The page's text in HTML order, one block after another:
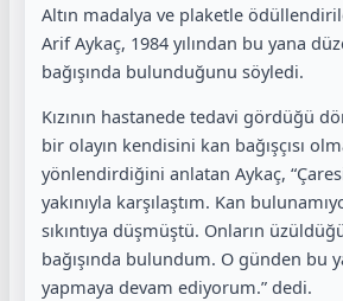
Altın madalya ve plaketle
Arif Aykaç, 1984 yılından bu yana
bağışında bulunduğunu söyledi.
Kızının hastanede tedavi gördüğü
bir olayın kendisini kan bağışçısı
yönlendirdiğini anlatan Aykaç,
yakınıyla karşılaştım. Kan
sıkıntıya düşmüştü. Onların
bağışında bulundum. O günden bu
yapmaya devam ediyorum.” dedi.